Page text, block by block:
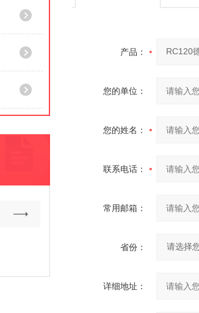
产品：
您的单位：
您的姓名：
联系电话：
常用邮箱：
省份：
详细地址：